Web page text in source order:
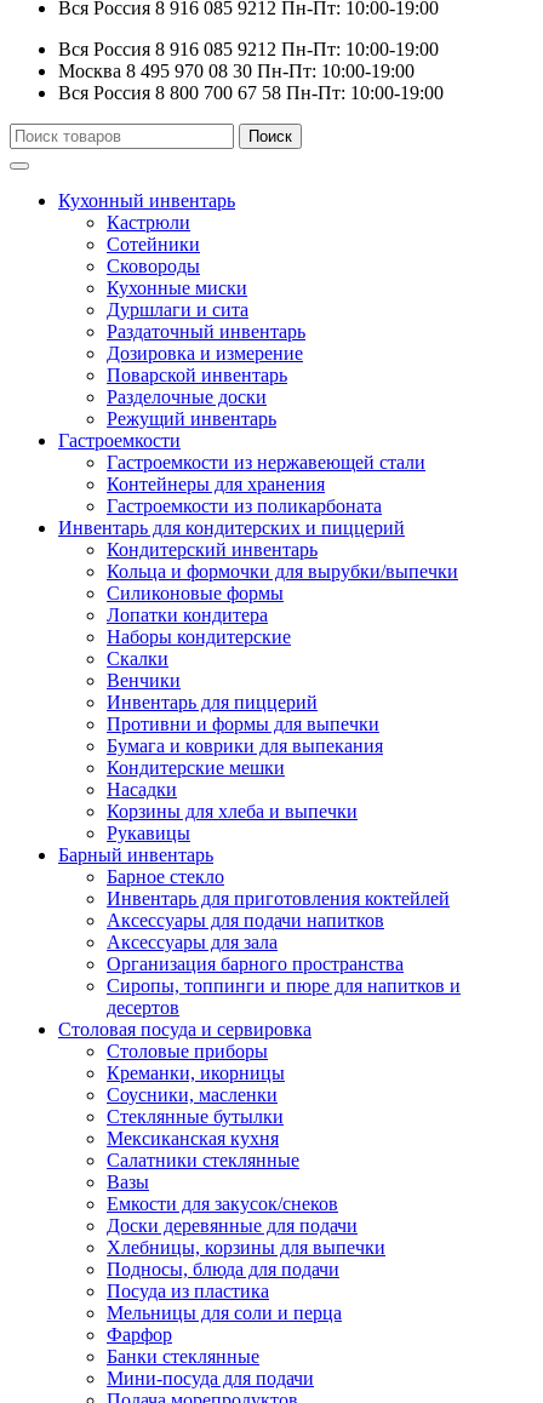
Вся Россия 8 916 085 9212 Пн-Пт: 10:00-19:00
Вся Россия 8 916 085 9212 Пн-Пт: 10:00-19:00
Москва 8 495 970 08 30 Пн-Пт: 10:00-19:00
Вся Россия 8 800 700 67 58 Пн-Пт: 10:00-19:00
Искать:
Поиск
Кухонный инвентарь
Кастрюли
Сотейники
Сковороды
Кухонные миски
Дуршлаги и сита
Раздаточный инвентарь
Дозировка и измерение
Поварской инвентарь
Разделочные доски
Режущий инвентарь
Гастроемкости
Гастроемкости из нержавеющей стали
Контейнеры для хранения
Гастроемкости из поликарбоната
Инвентарь для кондитерских и пиццерий
Кондитерский инвентарь
Кольца и формочки для вырубки/выпечки
Силиконовые формы
Лопатки кондитера
Наборы кондитерские
Скалки
Венчики
Инвентарь для пиццерий
Противни и формы для выпечки
Бумага и коврики для выпекания
Кондитерские мешки
Насадки
Корзины для хлеба и выпечки
Рукавицы
Барный инвентарь
Барное стекло
Инвентарь для приготовления коктейлей
Аксессуары для подачи напитков
Аксессуары для зала
Организация барного пространства
Сиропы, топпинги и пюре для напитков и
десертов
Столовая посуда и сервировка
Столовые приборы
Креманки, икорницы
Соусники, масленки
Стеклянные бутылки
Мексиканская кухня
Салатники стеклянные
Вазы
Емкости для закусок/снеков
Доски деревянные для подачи
Хлебницы, корзины для выпечки
Подносы, блюда для подачи
Посуда из пластика
Мельницы для соли и перца
Фарфор
Банки стеклянные
Мини-посуда для подачи